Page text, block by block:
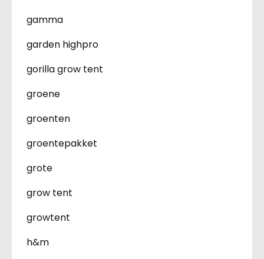
gamma
garden highpro
gorilla grow tent
groene
groenten
groentepakket
grote
grow tent
growtent
h&m